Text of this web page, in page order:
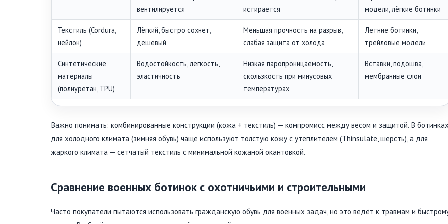
вентилируется
истирается
модели, лёгкие ботинки
Текстиль (Cordura,
нейлон)
Лёгкий, быстро сохнет,
дешёвый
Меньшая прочность на разрыв,
слабая защита от холода
Летние ботинки,
трейловые модели
Синтетические
материалы
(полиуретан, TPU)
Водостойкость, лёгкость,
эластичность
Низкая паропроницаемость,
скользкость при минусовых
температурах
Вставки, подошва,
мембранные слои
Важно понимать: комбинированные конструкции (кожа + текстиль) — компромисс между весом и защитой. В
для холодного климата (зимняя обувь) чаще используют толстую кожу с утеплителем (Thinsulate, шерсть), а для
жаркого климата — сетчатый текстиль с минимальной кожаной окантовкой.
Сравнение военных ботинок с охотничьими и строительными
Часто покупатели пытаются использовать гражданскую обувь для военных задач, но это ведёт к травмам и